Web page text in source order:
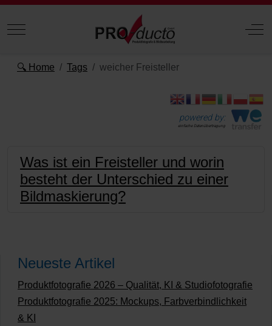
Mobile Menu Toggle Off-
🔍 Home Tags weicher Freisteller
powered by:
einfache Datenübertragung
Was ist ein Freisteller und worin
besteht der Unterschied zu einer
Bildmaskierung?
Neueste Artikel
Produktfotografie 2026 – Qualität, KI & Studiofotografie
Produktfotografie 2025: Mockups, Farbverbindlichkeit
& KI